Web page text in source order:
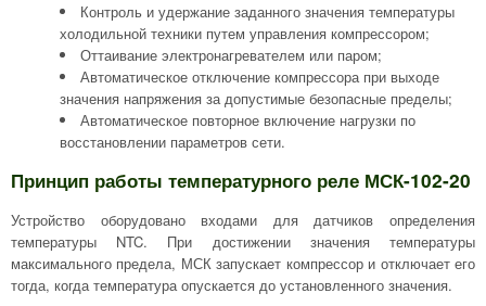
Контроль и удержание заданного значения температуры
холодильной техники путем управления компрессором;
Оттаивание электронагревателем или паром;
Автоматическое отключение компрессора при выходе
значения напряжения за допустимые безопасные пределы;
Автоматическое повторное включение нагрузки по
восстановлении параметров сети.
Принцип работы температурного реле МСК-102-20
Устройство оборудовано входами для датчиков определения
температуры NTC. При достижении значения температуры
максимального предела, МСК запускает компрессор и отключает его
тогда, когда температура опускается до установленного значения.